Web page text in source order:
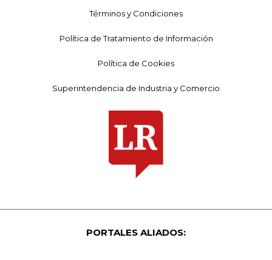
Términos y Condiciones
Política de Tratamiento de Información
Política de Cookies
Superintendencia de Industria y Comercio
PORTALES ALIADOS: